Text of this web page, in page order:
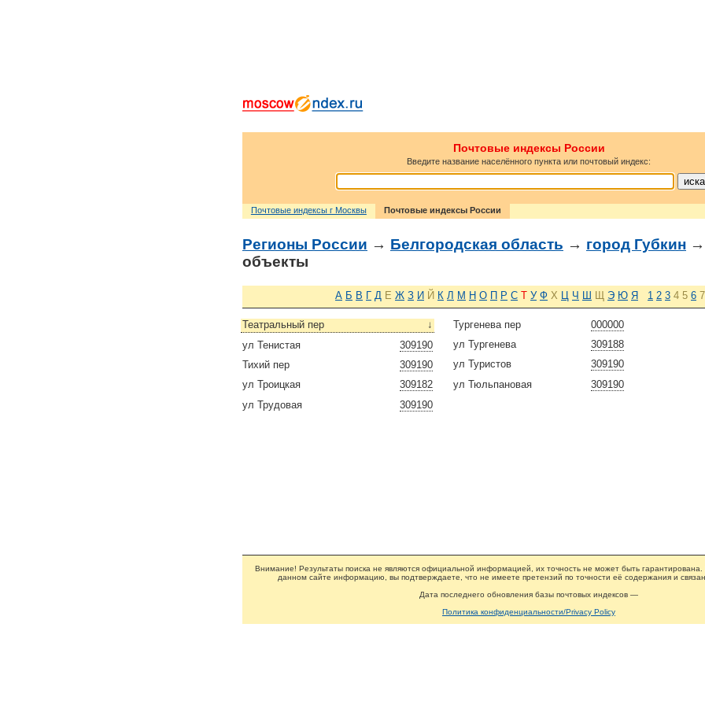
Почтовые индексы России
Введите название населённого пункта или почтовый индекс:
Почтовые индексы г Москвы Почтовые индексы России
Регионы России → Белгородская область → город Губкин
объекты
А Б В Г Д Е Ж З И Й К Л М Н О П Р С Т У Ф Х Ц Ч Ш Щ Э Ю Я 1 2 3 4 5 6 7
↓
Театральный пер
309190
ул Тенистая
309190
Тихий пер
309182
ул Троицкая
309190
ул Трудовая
000000
Тургенева пер
309188
ул Тургенева
309190
ул Туристов
309190
ул Тюльпановая
Внимание! Результаты поиска не являются официальной информацией, их точность не может быть гарантирована.
данном сайте информацию, вы подтверждаете, что не имеете претензий по точности её содержания и
Дата последнего обновления базы почтовых индексов —
Политика конфиденциальности/Privacy Policy